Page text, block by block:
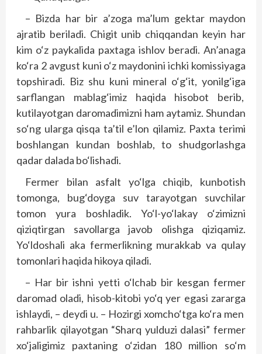
– Bizda har bir a’zoga ma’lum gektar maydon
ajratib beriladi. Chigit unib chiqqandan keyin har
kim o‘z paykalida paxtaga ishlov beradi. An’anaga
ko‘ra 2 avgust kuni o‘z maydonini ichki komissiyaga
topshiradi. Biz shu kuni mineral o‘g‘it, yonilg‘iga
sarflangan mablag‘imiz haqida hisobot berib,
kutilayotgan daromadimizni ham aytamiz. Shundan
so‘ng ularga qisqa ta’til e’lon qilamiz. Paxta terimi
boshlangan kundan boshlab, to shudgorlashga
qadar dalada bo‘lishadi.
Fermer bilan asfalt yo‘lga chiqib, kunbotish
tomonga, bug‘doyga suv tarayotgan suvchilar
tomon yura boshladik. Yo‘l-yo‘lakay o‘zimizni
qiziqtirgan savollarga javob olishga qiziqamiz.
Yo‘ldoshali aka fermerlikning murakkab va qulay
tomonlari haqida hikoya qiladi.
– Har bir ishni yetti o‘lchab bir kesgan fermer
daromad oladi, hisob-kitobi yo‘q yer egasi zararga
ishlaydi, – deydi u. – Hozirgi xomcho‘tga ko‘ra men
rahbarlik qilayotgan “Sharq yulduzi dalasi” fermer
xo‘jaligimiz paxtaning o‘zidan 180 million so‘m